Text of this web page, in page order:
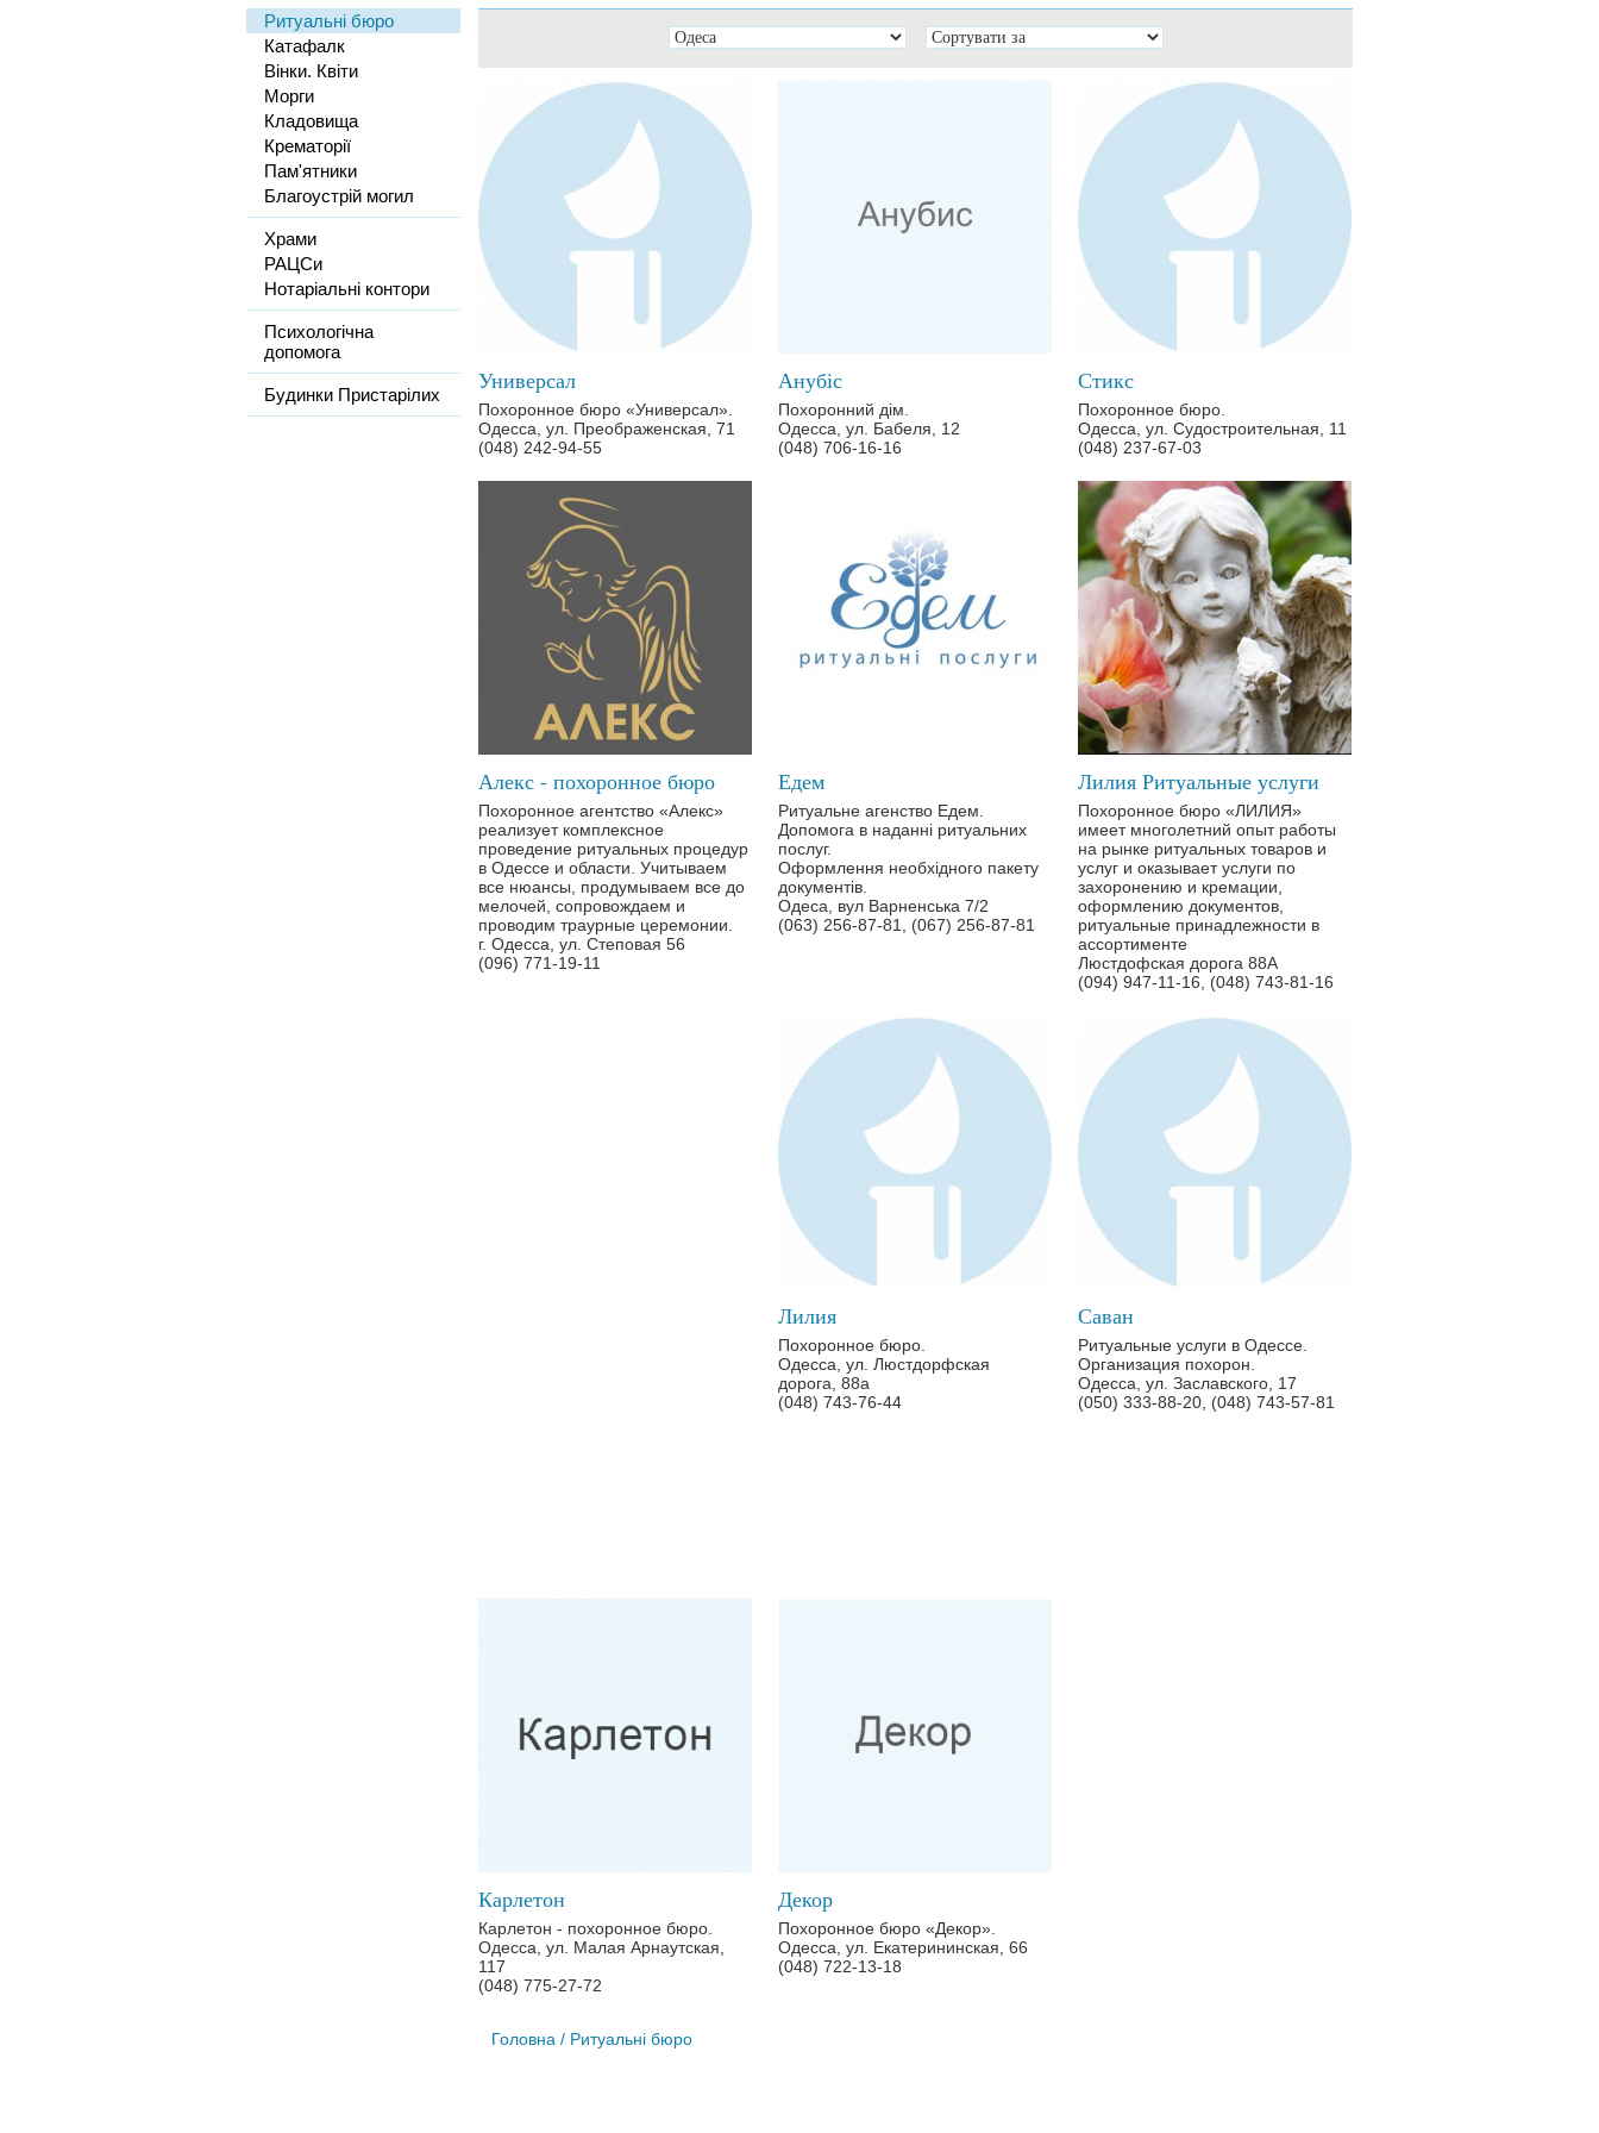
Ритуальні бюро
Катафалк
Вінки. Квіти
Морги
Кладовища
Крематорії
Пам'ятники
Благоустрій могил
Храми
РАЦСи
Нотаріальні контори
Психологічна
допомога
Будинки Пристарілих
Универсал
Похоронное бюро «Универсал».
Одесса, ул. Преображенская, 71
(048) 242-94-55
Анубіс
Похоронний дім.
Одесса, ул. Бабеля, 12
(048) 706-16-16
Стикс
Похоронное бюро.
Одесса, ул. Судостроительная, 11
(048) 237-67-03
Алекс - похоронное бюро
Похоронное агентство «Алекс»
реализует комплексное
проведение ритуальных процедур
в Одессе и области. Учитываем
все нюансы, продумываем все до
мелочей, сопровождаем и
проводим траурные церемонии.
г. Одесса, ул. Степовая 56
(096) 771-19-11
Едем
Ритуальне агенство Едем.
Допомога в наданні ритуальних
послуг.
Оформлення необхідного пакету
документів.
Одеса, вул Варненська 7/2
(063) 256-87-81, (067) 256-87-81
Лилия Ритуальные услуги
Похоронное бюро «ЛИЛИЯ»
имеет многолетний опыт работы
на рынке ритуальных товаров и
услуг и оказывает услуги по
захоронению и кремации,
оформлению документов,
ритуальные принадлежности в
ассортименте
Люстдофская дорога 88А
(094) 947-11-16, (048) 743-81-16
Лилия
Похоронное бюро.
Одесса, ул. Люстдорфская
дорога, 88а
(048) 743-76-44
Саван
Ритуальные услуги в Одессе.
Организация похорон.
Одесса, ул. Заславского, 17
(050) 333-88-20, (048) 743-57-81
Карлетон
Карлетон - похоронное бюро.
Одесса, ул. Малая Арнаутская,
117
(048) 775-27-72
Декор
Похоронное бюро «Декор».
Одесса, ул. Екатерининская, 66
(048) 722-13-18
Головна / Ритуальні бюро